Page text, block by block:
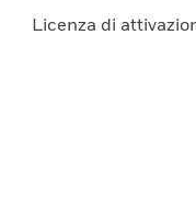
Licenza di